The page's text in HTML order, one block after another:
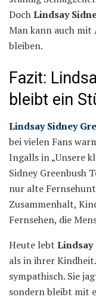
DochLindsay
Man kann auch
bleiben.
Fazit:
bleibt ein
Lindsay Sidney
bei vielen Fans
Ingalls in „Unsere
Sidney Greenbush
nur alte
Zusammenhalt,
Fernsehen, die
Heute lebt Lindsay
als in ihrer
sympathisch. Sie
sondern bleibt mit